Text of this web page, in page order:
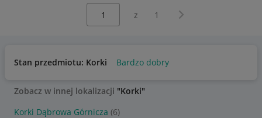
z 1 Następna strona
Stan przedmiotu: Korki Bardzo dobry
Zobacz w innej lokalizacji "Korki"
Korki Dąbrowa Górnicza (6)